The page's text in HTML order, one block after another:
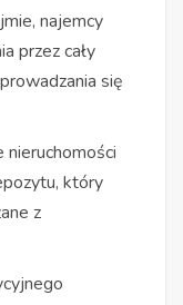
najemcy
przez cały
się
nieruchomości
który
z